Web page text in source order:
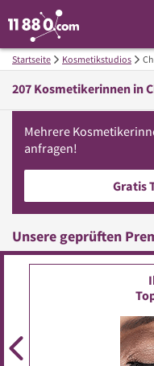
Startseite Kosmetikstudios
207 Kosmetikerinnen in
Mehrere
anfragen!
Gratis
Unsere geprüften